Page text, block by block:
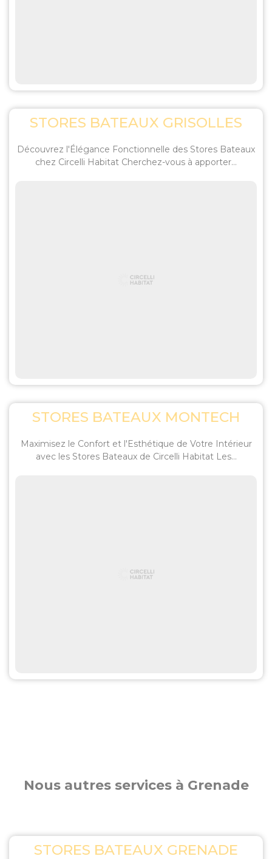
STORES BATEAUX GRISOLLES
Découvrez l'Élégance Fonctionnelle des Stores Bateaux
chez Circelli Habitat Cherchez-vous à apporter...
STORES BATEAUX MONTECH
Maximisez le Confort et l'Esthétique de Votre Intérieur
avec les Stores Bateaux de Circelli Habitat Les...
Nous autres services à Grenade
STORES BATEAUX GRENADE